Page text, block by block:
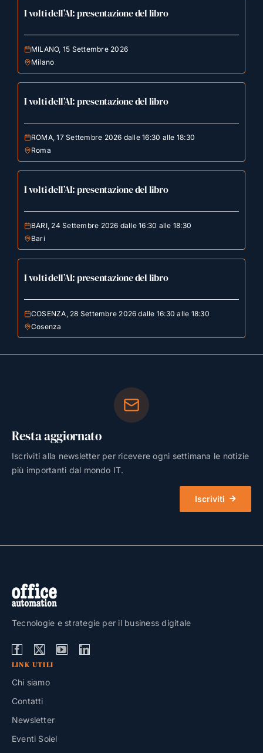
I volti dell’AI: presentazione del libro
MILANO, 15 Settembre 2026
Milano
I volti dell’AI: presentazione del libro
ROMA, 17 Settembre 2026 dalle 16:30 alle 18:30
Roma
I volti dell’AI: presentazione del libro
BARI, 24 Settembre 2026 dalle 16:30 alle 18:30
Bari
I volti dell’AI: presentazione del libro
COSENZA, 28 Settembre 2026 dalle 16:30 alle 18:30
Cosenza
Resta aggiornato
Iscriviti alla newsletter per ricevere ogni settimana le notizie
più importanti dal mondo IT.
Iscriviti
Tecnologie e strategie per il business digitale
LINK UTILI
Chi siamo
Contatti
Newsletter
Eventi Soiel